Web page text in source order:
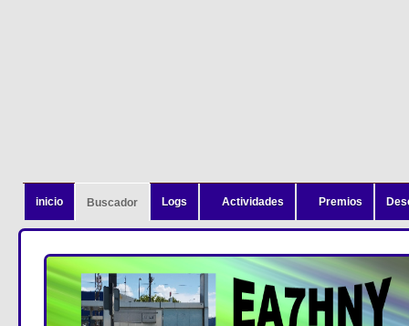
inicio Buscador Logs Actividades Premios